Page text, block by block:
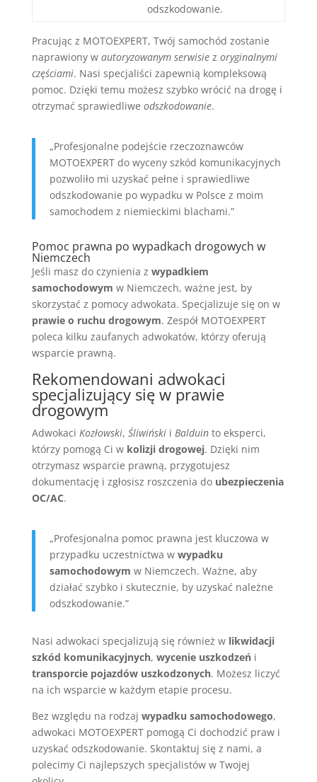
odszkodowanie.
Pracując z MOTOEXPERT, Twój samochód zostanie
naprawiony w autoryzowanym serwisiez oryginalnymi
częściami. Nasi specjaliści zapewnią kompleksową
pomoc. Dzięki temu możesz szybko wrócić na drogę i
otrzymać sprawiedliwe odszkodowanie.
„Profesjonalne podejście rzeczoznawców
MOTOEXPERT do wyceny szkód komunikacyjnych
pozwoliło mi uzyskać pełne i sprawiedliwe
odszkodowanie po wypadku w Polsce z moim
samochodem z niemieckimi blachami.”
Pomoc prawna po wypadkach drogowych w
Niemczech
Jeśli masz do czynienia z wypadkiem
samochodowym w Niemczech, ważne jest, by
skorzystać z pomocy adwokata. Specjalizuje się on w
prawie o ruchu drogowym. Zespół MOTOEXPERT
poleca kilku zaufanych adwokatów, którzy oferują
wsparcie prawną.
Rekomendowani adwokaci
specjalizujący się w prawie
drogowym
Adwokaci Kozłowski, Śliwińskii Balduinto eksperci,
którzy pomogą Ci w kolizji drogowej. Dzięki nim
otrzymasz wsparcie prawną, przygotujesz
dokumentację i zgłosisz roszczenia do ubezpieczenia
OC/AC.
„Profesjonalna pomoc prawna jest kluczowa w
przypadku uczestnictwa w wypadku
samochodowym w Niemczech. Ważne, aby
działać szybko i skutecznie, by uzyskać należne
odszkodowanie.”
Nasi adwokaci specjalizują się również w likwidacji
szkód komunikacyjnych, wycenie uszkodzeńi
transporcie pojazdów uszkodzonych. Możesz liczyć
na ich wsparcie w każdym etapie procesu.
Bez względu na rodzaj wypadku samochodowego,
adwokaci MOTOEXPERT pomogą Ci dochodzić praw i
uzyskać odszkodowanie. Skontaktuj się z nami, a
polecimy Ci najlepszych specjalistów w Twojej